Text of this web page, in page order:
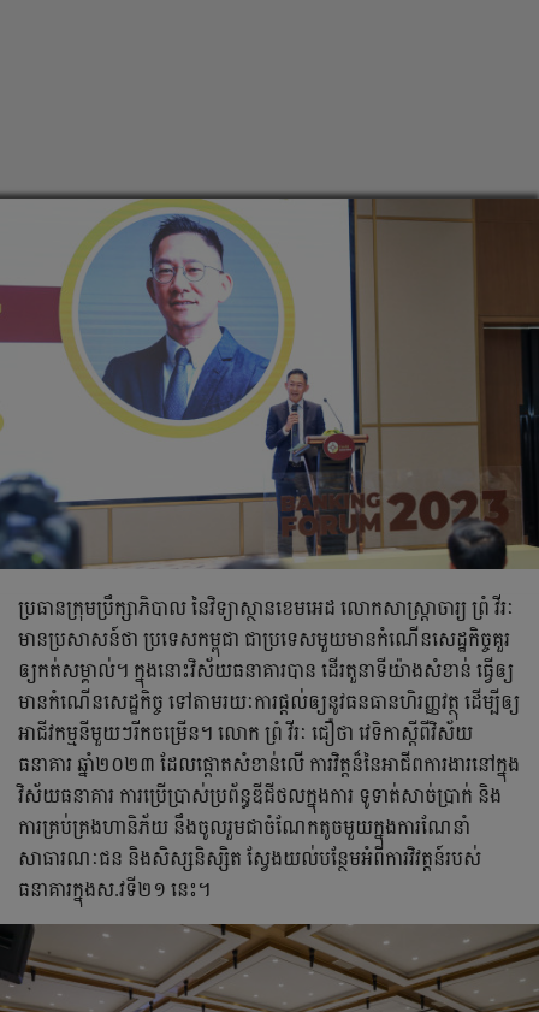
ប្រធានក្រុមប្រឹក្សាភិបាល នៃវិទ្យាស្ថានខេមអេដ លោកសាស្រ្ដាចារ្យ ព្រំ វីរៈ
មានប្រសាសន៍ថា ប្រទេសកម្ពុជា ជាប្រទេសមួយមានកំណើនសេដ្ឋកិច្ចគួរ
ឲ្យកត់សម្គាល់។ ក្នុងនោះវិស័យធនាគារបាន ដើរតួនាទីយ៉ាងសំខាន់ ធ្វើឲ្យ
មានកំណើនសេដ្ឋកិច្ច ទៅតាមរយៈការផ្តល់ឲ្យនូវធនធានហិរញ្ញវត្ថុ ដើម្បីឲ្យ
អាជីវកម្មនីមួយៗរីកចម្រើន។ លោក ព្រំ វីរៈ ជឿថា វេទិកាស្ដីពីវិស័យ
ធនាគារ ឆ្នាំ២០២៣ ដែលផ្តោតសំខាន់លើ ការវិត្តន៏នៃអាជីពការងារនៅក្នុង
វិស័យធនាគារ ការប្រើប្រាស់ប្រព័ន្ធឌីជីថលក្នុងការ ទូទាត់សាច់ប្រាក់ និង
ការគ្រប់គ្រងហានិភ័យ នឹងចូលរួមជាចំណែកតូចមួយក្នុងការណែនាំ
សាធារណៈជន និងសិស្សនិស្សិត ស្វែងយល់បន្ថែមអំពីការវិវត្តន៍របស់
ធនាគារក្នុងស.វទី២១ នេះ។